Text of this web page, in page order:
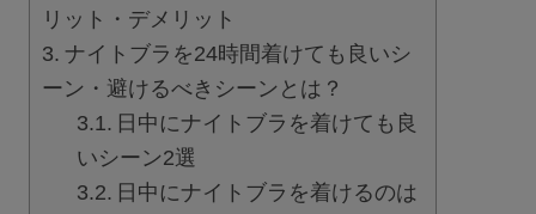
おすすめ特集
セール
新商品
リット・デメリット
ナイトブラを24時間着けても良いシ
ーン・避けるべきシーンとは？
日中にナイトブラを着けても良
いシーン2選
日中にナイトブラを着けるのは